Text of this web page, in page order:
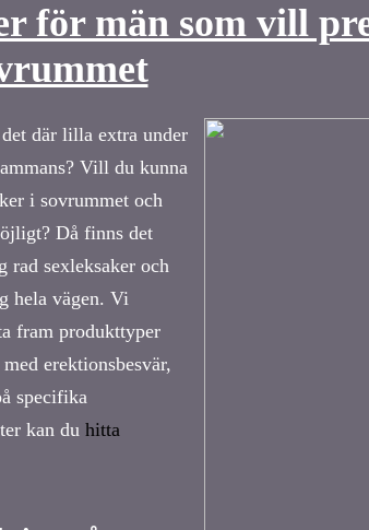
för män som vill
där lilla extra under
Vill du kunna
i sovrummet och
Då finns det
rad sexleksaker och
hela vägen. Vi
fram produkttyper
erektionsbesvär,
specifika
kan du hitta